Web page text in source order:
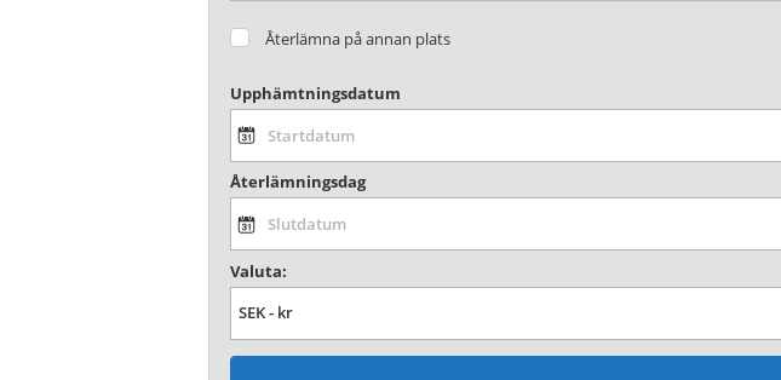
Återlämna på annan plats
Upphämtningsdatum
Återlämningsdag
Valuta: